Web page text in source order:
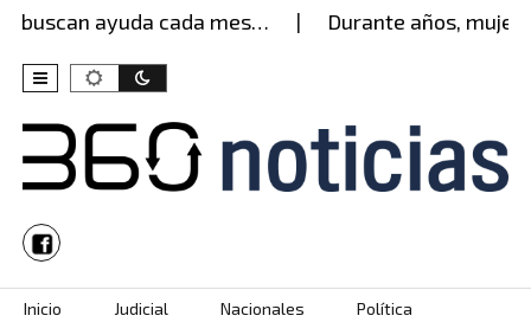
ayuda cada mes… Durante años, mujer
Skip to content
Inicio Judicial Nacionales
Política